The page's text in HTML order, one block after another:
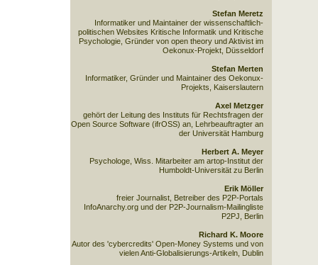
Stefan Meretz
Informatiker und Maintainer der wissenschaftlich-
politischen Websites Kritische Informatik und Kritische
Psychologie, Gründer von open theory und Aktivist im
Oekonux-Projekt, Düsseldorf
Stefan Merten
Informatiker, Gründer und Maintainer des Oekonux-
Projekts, Kaiserslautern
Axel Metzger
gehört der Leitung des Instituts für Rechtsfragen der
Open Source Software (ifrOSS) an, Lehrbeauftragter an
der Universität Hamburg
Herbert A. Meyer
Psychologe, Wiss. Mitarbeiter am artop-Institut der
Humboldt-Universität zu Berlin
Erik Möller
freier Journalist, Betreiber des P2P-Portals
InfoAnarchy.org und der P2P-Journalism-Mailingliste
P2PJ, Berlin
Richard K. Moore
Autor des 'cybercredits' Open-Money Systems und von
vielen Anti-Globalisierungs-Artikeln, Dublin